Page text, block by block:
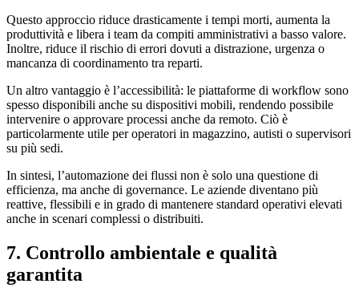
Questo approccio riduce drasticamente i tempi morti, aumenta la
produttività e libera i team da compiti amministrativi a basso valore.
Inoltre, riduce il rischio di errori dovuti a distrazione, urgenza o
mancanza di coordinamento tra reparti.
Un altro vantaggio è l’accessibilità: le piattaforme di workflow sono
spesso disponibili anche su dispositivi mobili, rendendo possibile
intervenire o approvare processi anche da remoto. Ciò è
particolarmente utile per operatori in magazzino, autisti o supervisori
su più sedi.
In sintesi, l’automazione dei flussi non è solo una questione di
efficienza, ma anche di governance. Le aziende diventano più
reattive, flessibili e in grado di mantenere standard operativi elevati
anche in scenari complessi o distribuiti.
7. Controllo ambientale e qualità
garantita